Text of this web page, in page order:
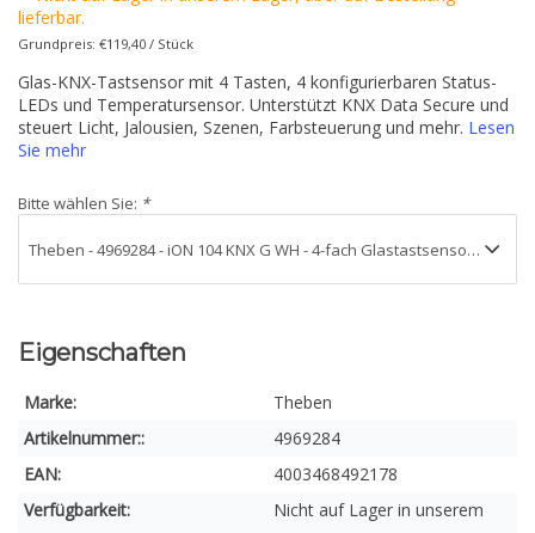
lieferbar.
Grundpreis: €119,40 / Stück
Glas-KNX-Tastsensor mit 4 Tasten, 4 konfigurierbaren Status-
LEDs und Temperatursensor. Unterstützt KNX Data Secure und
steuert Licht, Jalousien, Szenen, Farbsteuerung und mehr. Lesen
Sie mehr
Bitte wählen Sie: *
Eigenschaften
Marke:
Theben
Artikelnummer::
4969284
EAN:
4003468492178
Verfügbarkeit:
Nicht auf Lager in unserem